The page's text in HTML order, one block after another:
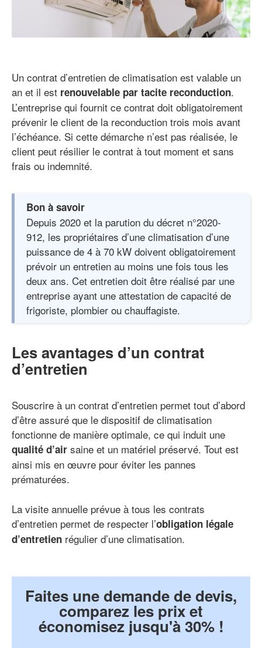
Un contrat d’entretien de climatisation est valable un
an et il est renouvelable par tacite reconduction.
L’entreprise qui fournit ce contrat doit obligatoirement
prévenir le client de la reconduction trois mois avant
l’échéance. Si cette démarche n’est pas réalisée, le
client peut résilier le contrat à tout moment et sans
frais ou indemnité.
Bon à savoir
Depuis 2020 et la parution du décret n°2020-
912, les propriétaires d’une climatisation d’une
puissance de 4 à 70 kW doivent obligatoirement
prévoir un entretien au moins une fois tous les
deux ans. Cet entretien doit être réalisé par une
entreprise ayant une attestation de capacité de
frigoriste, plombier ou chauffagiste.
Les avantages d’un contrat
d’entretien
Souscrire à un contrat d’entretien permet tout d’abord
d’être assuré que le dispositif de climatisation
fonctionne de manière optimale, ce qui induit une
qualité d’air saine et un matériel préservé. Tout est
ainsi mis en œuvre pour éviter les pannes
prématurées.
La visite annuelle prévue à tous les contrats
d’entretien permet de respecter l’obligation légale
d’entretien régulier d’une climatisation.
Faites une demande de devis,
comparez les prix et
économisez jusqu'à 30% !